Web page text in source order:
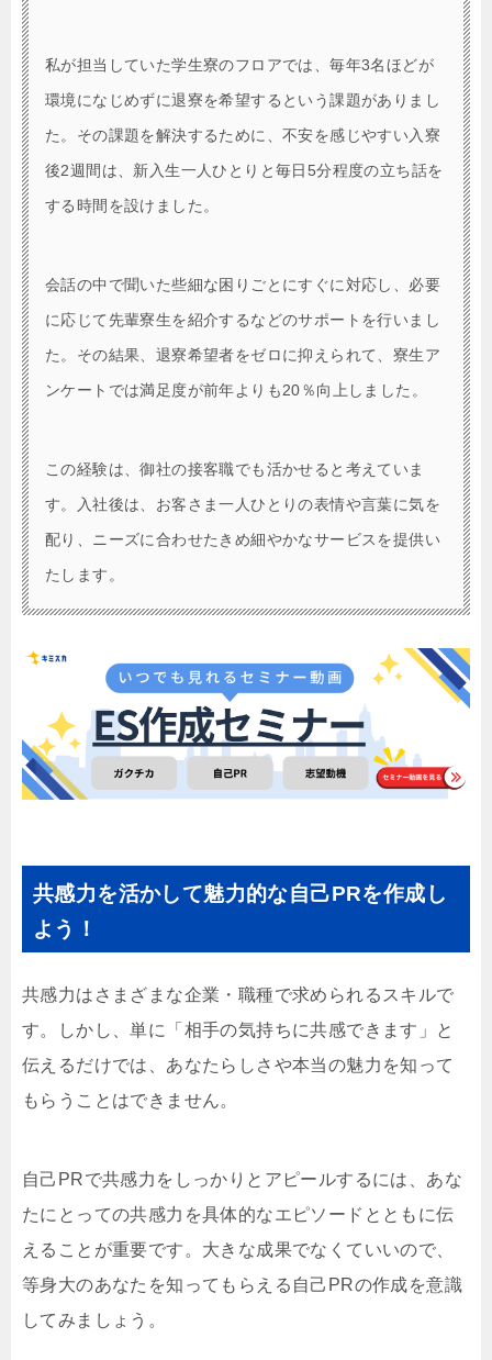
私が担当していた学生寮のフロアでは、毎年3名ほどが
環境になじめずに退寮を希望するという課題がありまし
た。その課題を解決するために、不安を感じやすい入寮
後2週間は、新入生一人ひとりと毎日5分程度の立ち話を
する時間を設けました。
会話の中で聞いた些細な困りごとにすぐに対応し、必要
に応じて先輩寮生を紹介するなどのサポートを行いまし
た。その結果、退寮希望者をゼロに抑えられて、寮生ア
ンケートでは満足度が前年よりも20％向上しました。
この経験は、御社の接客職でも活かせると考えていま
す。入社後は、お客さま一人ひとりの表情や言葉に気を
配り、ニーズに合わせたきめ細やかなサービスを提供い
たします。
共感力を活かして魅力的な自己PRを作成し
よう！
共感力はさまざまな企業・職種で求められるスキルで
す。しかし、単に「相手の気持ちに共感できます」と
伝えるだけでは、あなたらしさや本当の魅力を知って
もらうことはできません。
自己PRで共感力をしっかりとアピールするには、あな
たにとっての共感力を具体的なエピソードとともに伝
えることが重要です。大きな成果でなくていいので、
等身大のあなたを知ってもらえる自己PRの作成を意識
してみましょう。